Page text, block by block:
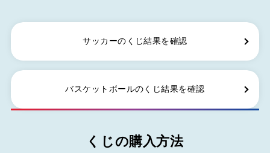
サッカーのくじ結果を確認
バスケットボールのくじ結果を確認
くじの購入方法